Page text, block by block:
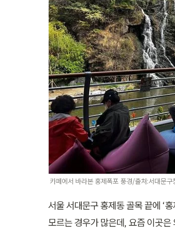
카페에서 바라본 홍제폭포 풍경/출처:서대문구
서울 서대문구 홍제동 골목 끝에 ‘
모르는 경우가 많은데, 요즘 이곳